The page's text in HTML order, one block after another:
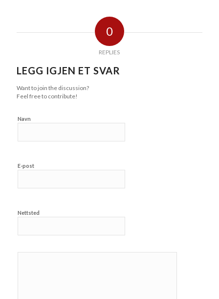
0
REPLIES
LEGG IGJEN ET SVAR
Want to join the discussion?
Feel free to contribute!
Navn
E-post
Nettsted